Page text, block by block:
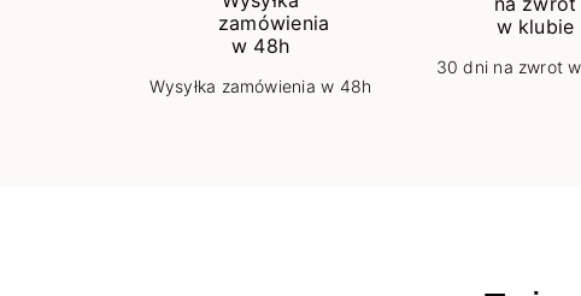
Wysyłka zamówienia w 48h
30 dni na zwrot